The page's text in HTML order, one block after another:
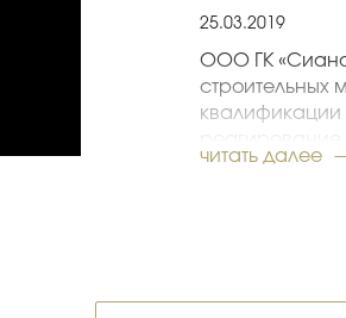
25.03.2019
ООО ГК
строительных
квалификации
осуществить
читать далее